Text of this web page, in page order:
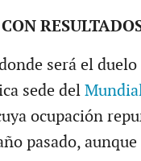
será el
sede del
ocupación
pasado,